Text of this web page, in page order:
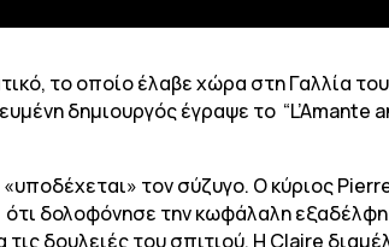
το οποίο έλαβε χώρα στη Γαλλία
δημιουργός έγραψε το “L’Amante
τον σύζυγο. Ο κύριος
δολοφόνησε την κωφάλαλη
τις δουλειές του σπιτιού. Η Claire